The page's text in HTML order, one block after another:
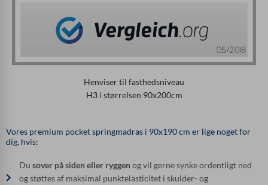
Henviser til fasthedsniveau
H3 i størrelsen 90x200cm
Vores premium pocket springmadras i 90x190 cm er lige noget for
dig, hvis:
Dusover på siden eller ryggen og vil gerne synke ordentligt ned
og støttes af maksimal punktelasticitet i skulder- og